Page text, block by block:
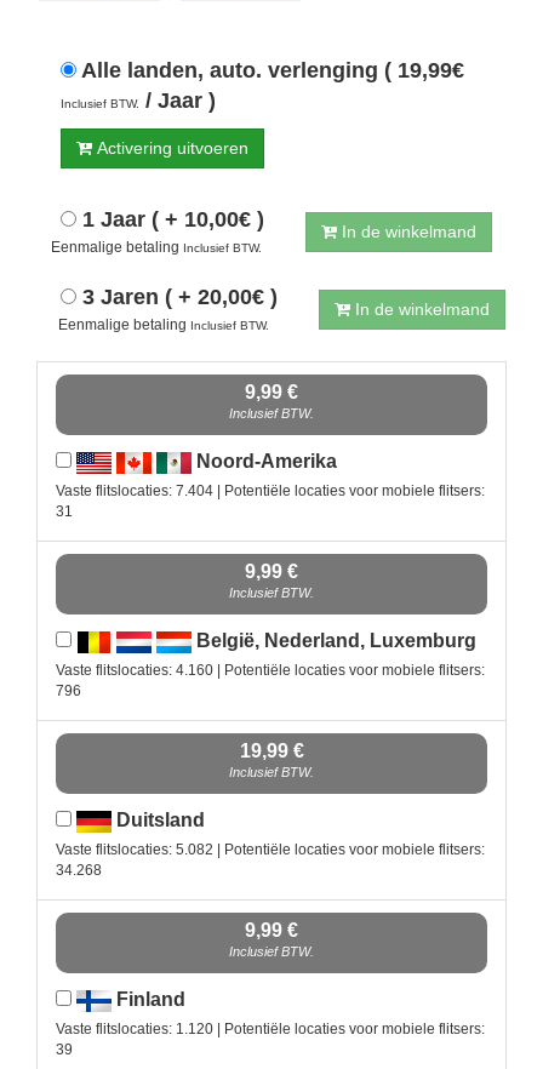
Alle landen, auto. verlenging ( 19,99€
Inclusief BTW. / Jaar )
Activering uitvoeren
1 Jaar ( + 10,00€ )
Eenmalige betaling Inclusief BTW.
In de winkelmand
3 Jaren ( + 20,00€ )
Eenmalige betaling Inclusief BTW.
In de winkelmand
9,99 €
Inclusief BTW.
Noord-Amerika
Vaste flitslocaties: 7.404 | Potentiële locaties voor mobiele flitsers:
31
9,99 €
Inclusief BTW.
België, Nederland, Luxemburg
Vaste flitslocaties: 4.160 | Potentiële locaties voor mobiele flitsers:
796
19,99 €
Inclusief BTW.
Duitsland
Vaste flitslocaties: 5.082 | Potentiële locaties voor mobiele flitsers:
34.268
9,99 €
Inclusief BTW.
Finland
Vaste flitslocaties: 1.120 | Potentiële locaties voor mobiele flitsers:
39